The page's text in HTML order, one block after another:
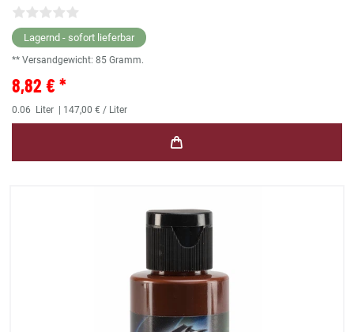
Lagernd - sofort lieferbar
** Versandgewicht: 85 Gramm.
8,82 € *
0.06 Liter | 147,00 € / Liter